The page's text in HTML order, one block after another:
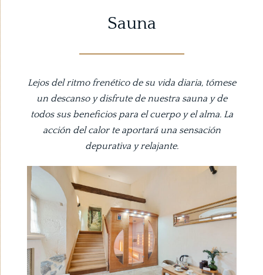
Sauna
Lejos del ritmo frenético de su vida diaria, tómese
un descanso y disfrute de nuestra sauna y de
todos sus beneficios para el cuerpo y el alma. La
acción del calor te aportará una sensación
depurativa y relajante.